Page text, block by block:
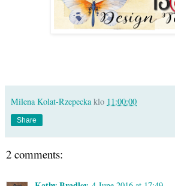
Milena Kolat-Rzepecka klo 11:00:00
Share
2 comments: